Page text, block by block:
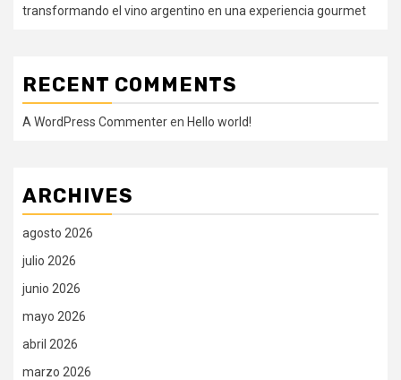
transformando el vino argentino en una experiencia gourmet
RECENT COMMENTS
A WordPress Commenteren Hello world!
ARCHIVES
agosto 2026
julio 2026
junio 2026
mayo 2026
abril 2026
marzo 2026